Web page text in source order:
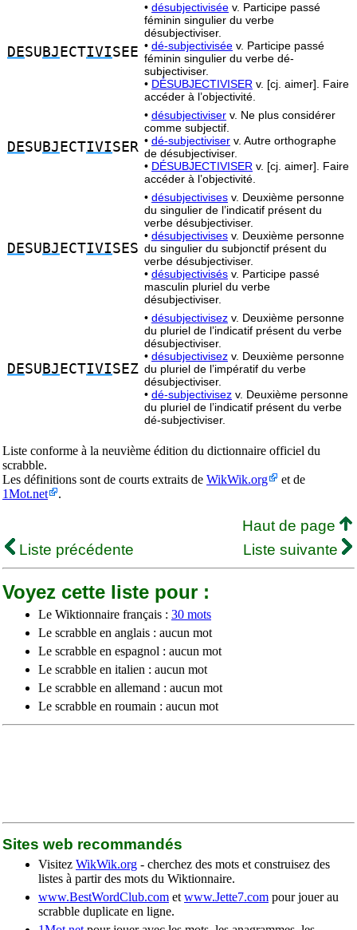
DESU BJ ECTIVISEE
• désubjectivisée v. Participe passé
féminin singulier du verbe
désubjectiviser.
• dé-subjectivisée v. Participe passé
féminin singulier du verbe dé-
subjectiviser.
• DÉSUBJECTIVISER v. [cj. aimer]. Faire
accéder à l’objectivité.
DESU BJ ECTIVISER
• désubjectiviser v. Ne plus considérer
comme subjectif.
• dé-subjectiviser v. Autre orthographe
de désubjectiviser.
• DÉSUBJECTIVISER v. [cj. aimer]. Faire
accéder à l’objectivité.
DESU BJ ECTIVISES
• désubjectivises v. Deuxième personne
du singulier de l’indicatif présent du
verbe désubjectiviser.
• désubjectivises v. Deuxième personne
du singulier du subjonctif présent du
verbe désubjectiviser.
• désubjectivisés v. Participe passé
masculin pluriel du verbe
désubjectiviser.
DESU BJ ECTIVISEZ
• désubjectivisez v. Deuxième personne
du pluriel de l’indicatif présent du verbe
désubjectiviser.
• désubjectivisez v. Deuxième personne
du pluriel de l’impératif du verbe
désubjectiviser.
• dé-subjectivisez v. Deuxième personne
du pluriel de l’indicatif présent du verbe
dé-subjectiviser.
Liste conforme à la neuvième édition du dictionnaire officiel du
scrabble.
Les définitions sont de courts extraits de WikWik.org
et de
1Mot.net
.
Haut de page
Liste précédente
Liste suivante
Voyez cette liste pour :
Le Wiktionnaire français : 30 mots
Le scrabble en anglais : aucun mot
Le scrabble en espagnol : aucun mot
Le scrabble en italien : aucun mot
Le scrabble en allemand : aucun mot
Le scrabble en roumain : aucun mot
Sites web recommandés
Visitez WikWik.org - cherchez des mots et construisez des
listes à partir des mots du Wiktionnaire.
www.BestWordClub.com et www.Jette7.com pour jouer au
scrabble duplicate en ligne.